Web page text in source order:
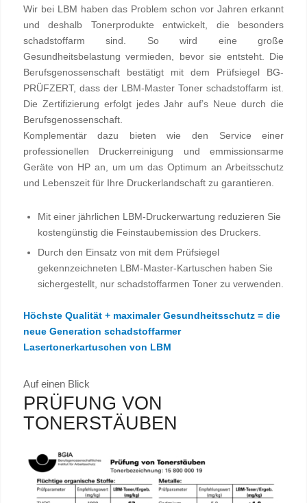
Wir bei LBM haben das Problem schon vor Jahren erkannt
und deshalb Tonerprodukte entwickelt, die besonders
schadstoffarm sind. So wird eine große
Gesundheitsbelastung vermieden, bevor sie entsteht. Die
Berufsgenossenschaft bestätigt mit dem Prüfsiegel BG-
PRÜFZERT, dass der LBM-Master Toner schadstoffarm ist.
Die Zertifizierung erfolgt jedes Jahr auf’s Neue durch die
Berufsgenossenschaft.
Komplementär dazu bieten wie den Service einer
professionellen Druckerreinigung und emmissionsarme
Geräte von HP an, um um das Optimum an Arbeitsschutz
und Lebenszeit für Ihre Druckerlandschaft zu garantieren.
Mit einer jährlichen LBM-Druckerwartung reduzieren Sie
kostengünstig die Feinstaubemission des Druckers.
Durch den Einsatz von mit dem Prüfsiegel
gekennzeichneten LBM-Master-Kartuschen haben Sie
sichergestellt, nur schadstoffarmen Toner zu verwenden.
Höchste Qualität + maximaler Gesundheitsschutz = die
neue Generation schadstoffarmer
Lasertonerkartuschen von LBM
Auf einen Blick
PRÜFUNG VON
TONERSTÄUBEN